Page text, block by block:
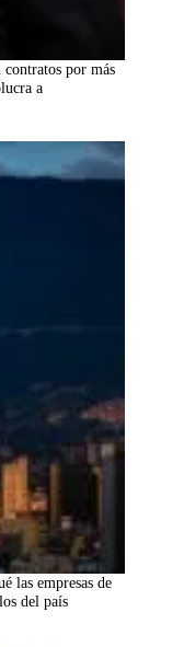
por más
a
las empresas de
del país